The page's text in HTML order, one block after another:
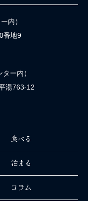
内）
番地9
ー内）
湯763-12
食べる
泊まる
コラム